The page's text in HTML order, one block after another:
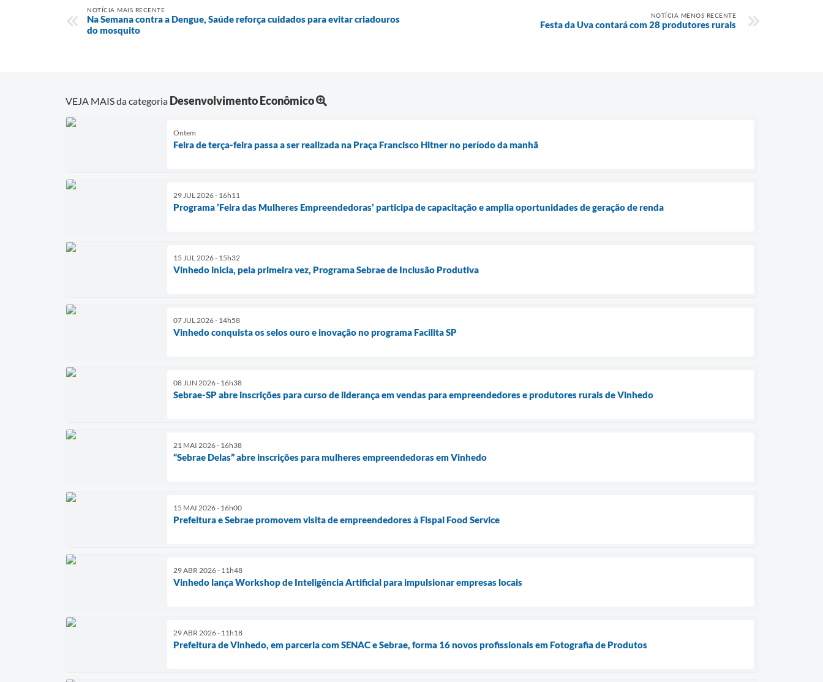
NOTÍCIA MAIS RECENTE
Na Semana contra a Dengue, Saúde reforça cuidados para evitar criadouros
do mosquito
NOTÍCIA MENOS RECENTE
Festa da Uva contará com 28 produtores rurais
VEJA MAIS da categoria Desenvolvimento Econômico
Ontem
Feira de terça-feira passa a ser realizada na Praça Francisco Hitner no período da manhã
29 JUL 2026 - 16h11
Programa ’Feira das Mulheres Empreendedoras’ participa de capacitação e amplia oportunidades de geração de renda
15 JUL 2026 - 15h32
Vinhedo inicia, pela primeira vez, Programa Sebrae de Inclusão Produtiva
07 JUL 2026 - 14h58
Vinhedo conquista os selos ouro e inovação no programa Facilita SP
08 JUN 2026 - 16h38
Sebrae-SP abre inscrições para curso de liderança em vendas para empreendedores e produtores rurais de Vinhedo
21 MAI 2026 - 16h38
“Sebrae Delas” abre inscrições para mulheres empreendedoras em Vinhedo
15 MAI 2026 - 16h00
Prefeitura e Sebrae promovem visita de empreendedores à Fispal Food Service
29 ABR 2026 - 11h48
Vinhedo lança Workshop de Inteligência Artificial para impulsionar empresas locais
29 ABR 2026 - 11h18
Prefeitura de Vinhedo, em parceria com SENAC e Sebrae, forma 16 novos profissionais em Fotografia de Produtos